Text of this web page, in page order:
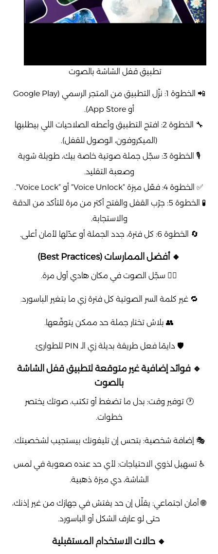
تطبيق قفل الشاشة بالصوت
📲 الخطوة 1: نزّل التطبيق من المتجر الرسمي (Google Play
أو App Store).
🔧 الخطوة 2: افتح التطبيق وأعطه الصلاحيات اللي بيطلبها
(الميكروفون، الوصول للقفل).
🎙️ الخطوة 3: سجّل جملة صوتية خاصة بيك، طويلة شوية
وصعبة التقليد.
✅ الخطوة 4: فعّل ميزة “Voice Unlock” أو “Voice Lock”.
🧪 الخطوة 5: جرّب القفل والفتح أكتر من مرة للتأكد من الدقة
والاستجابة.
🔄 الخطوة 6: كل فترة، جدد الجملة أو عدّلها لأمان أعلى.
🔸 أفضل الممارسات (Best Practices)
🧏‍♂️ سجّل الصوت في مكان هادي أول مرة.
🔁 غير كلمة السر الصوتية كل فترة زي ما بتغير الباسورد.
👥 بلاش تختار جملة حد ممكن يتوقّعها.
🛡️ دايمًا فعل طريقة بديلة زي الـ PIN للطوارئ.
🔹 فوائد إضافية غير متوقعة لتطبيق قفل الشاشة
بالصوت
🕐 توفير وقت: بدل ما تضغط أو تكتب، صوتك يختصر
خطوات.
🎭 إضافة شخصية: بتحس إن تليفونك بيستجيب لشخصيتك.
♿ تسهيل لذوي الاحتياجات: لأي حد عنده صعوبة في لمس
الشاشة، دي ميزة ذهبية.
🌐 أمان اجتماعي: يقلّل إن حد يفتش في جهازك من غير إذنك،
حتى لو عارف الشكل أو الباسورد.
🔸 حالات الاستخدام المستقبلية